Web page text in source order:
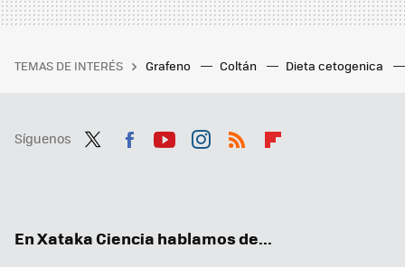
TEMAS DE INTERÉS Grafeno Coltán Dieta cetogenica
Síguenos
En Xataka Ciencia hablamos de...